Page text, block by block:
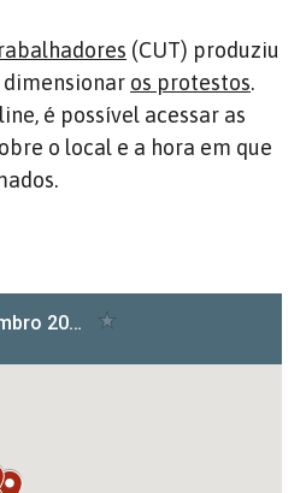
(CUT) produziu
os protestos.
é possível acessar as
o local e a hora em que